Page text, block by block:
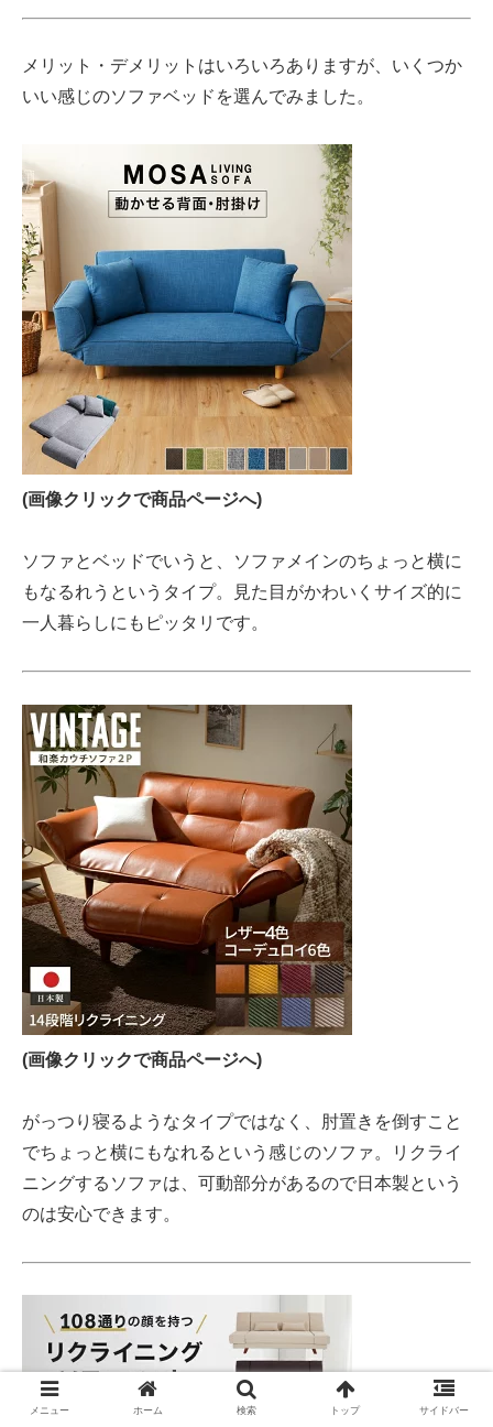
メリット・デメリットはいろいろありますが、いくつか
いい感じのソファベッドを選んでみました。
(画像クリックで商品ページへ)
ソファとベッドでいうと、ソファメインのちょっと横に
もなるれうというタイプ。見た目がかわいくサイズ的に
一人暮らしにもピッタリです。
(画像クリックで商品ページへ)
がっつり寝るようなタイプではなく、肘置きを倒すこと
でちょっと横にもなれるという感じのソファ。リクライ
ニングするソファは、可動部分があるので日本製という
のは安心できます。
メニュー ホーム 検索 トップ サイドバー